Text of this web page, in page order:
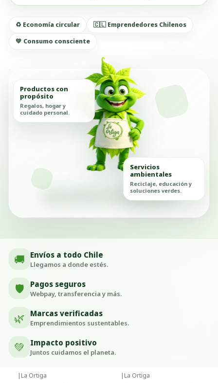
♻️ Economía circular
🇨🇱 Emprendedores Chilenos
💚 Consumo consciente
Productos con
propósito
Regalos, hogar y
cuidado personal.
Servicios
ambientales
Reciclaje, educación y
soluciones verdes.
🚚 Envíos a todo Chile
Llegamos a donde estés.
🛡️ Pagos seguros
Webpay, transferencia y más.
🌿 Marcas verificadas
Emprendimientos sustentables.
💚 Impacto positivo
Juntos cuidamos el planeta.
| La Ortiga | La Ortiga